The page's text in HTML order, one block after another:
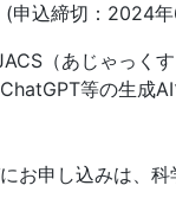
申込締切：2024
（あじゃっく
等の生成
お申し込みは、